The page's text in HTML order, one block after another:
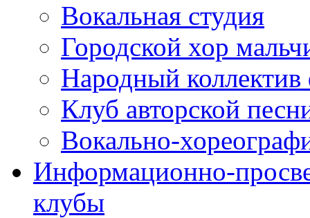
Вокальная студия
Городской хор
Народный коллектив
Клуб авторской
Вокально-
Информационно-
клубы